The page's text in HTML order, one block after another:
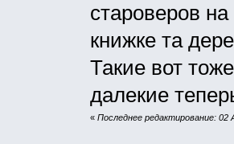
староверов
книжке та
Такие вот
далекие
« Последнее редактирование: 02